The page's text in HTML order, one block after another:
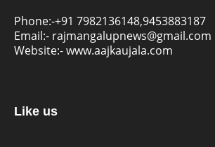
Phone:-+91 7982136148,9453883187
Email:- rajmangalupnews@gmail.com
Website:-www.aajkaujala.com
Like us